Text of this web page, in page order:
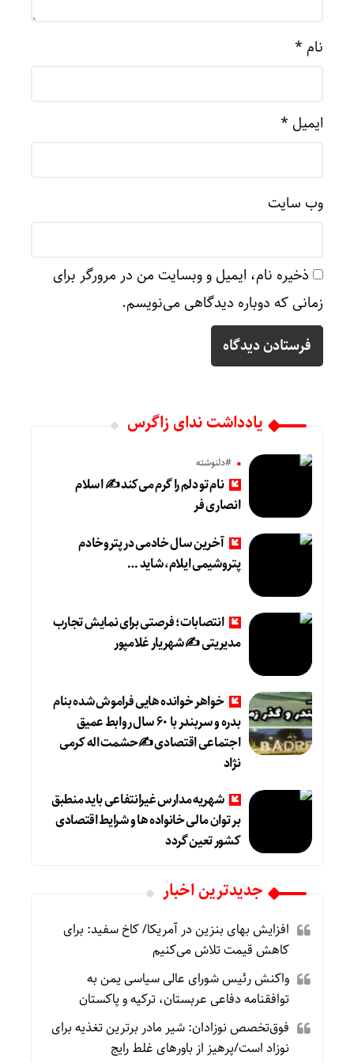
نام *
ایمیل *
وب‌ سایت
ذخیره نام، ایمیل و وبسایت من در مرورگر برای
زمانی که دوباره دیدگاهی می‌نویسم.
یادداشت ندای زاگرس
#دلنوشته
نام تو دلم را گرم می‌کند ✍️ اسلام
انصاری فر
آخرین سال خادمی در پتروخادم
پتروشیمی ایلام، شاید …
انتصابات؛ فرصتی برای نمایش تجارب
مدیریتی ✍ شهریار غلامپور
خواهر خوانده هایی فراموش شده بنام
بدره و سربندر با ۶۰ سال روابط عمیق
اجتماعی اقتصادی ✍حشمت اله کرمی
نژاد
شهریه مدارس غیرانتفاعی باید منطبق
بر توان مالی خانواده ها و شرایط اقتصادی
کشور تعین گردد
جديدترين اخبار
افزایش بهای بنزین در آمریکا/ کاخ سفید: برای
کاهش قیمت تلاش می‌کنیم
واکنش رئیس شورای عالی سیاسی یمن به
توافقنامه دفاعی عربستان، ترکیه و پاکستان
فوق‌تخصص نوزادان: شیر مادر برترین تغذیه برای
نوزاد است/پرهیز از باورهای غلط رایج